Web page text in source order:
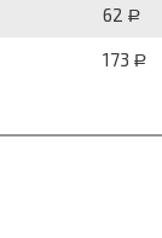
62 Р
173 Р